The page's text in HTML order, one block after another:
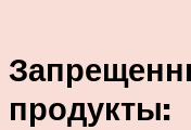
продукты: